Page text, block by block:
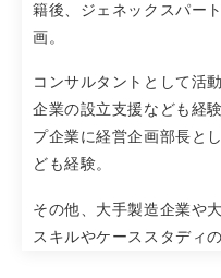
籍後、ジェネックスパー
画。
コンサルタントとして活
企業の設立支援なども経
プ企業に経営企画部長と
ども経験。
その他、大手製造企業や
スキルやケーススタディ